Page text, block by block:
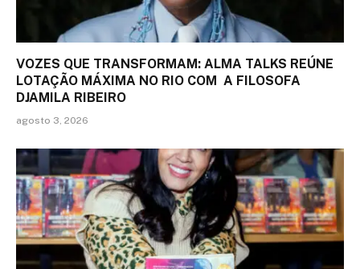
VOZES QUE TRANSFORMAM: ALMA TALKS REÚNE
LOTAÇÃO MÁXIMA NO RIO COM A FILOSOFA
DJAMILA RIBEIRO
agosto 3, 2026